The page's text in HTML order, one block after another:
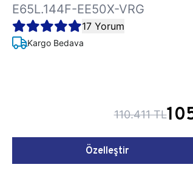
E65L.144F-EE50X-VRG
17 Yorum
Kargo Bedava
110.411 TL
Özelleştir